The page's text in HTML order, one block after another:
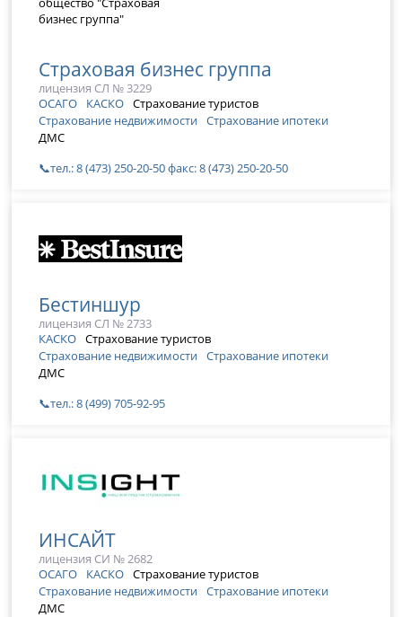
Страховая бизнес группа
лицензия СЛ № 3229
ОСАГО
КАСКО Страхование туристов
Страхование недвижимости Страхование ипотеки
ДМС
📞тел.: 8 (473) 250-20-50 факс: 8 (473) 250-20-50
Бестиншур
лицензия СЛ № 2733
КАСКО Страхование туристов
Страхование недвижимости Страхование ипотеки
ДМС
📞тел.: 8 (499) 705-92-95
ИНСАЙТ
лицензия СИ № 2682
ОСАГО
КАСКО Страхование туристов
Страхование недвижимости Страхование ипотеки
ДМС